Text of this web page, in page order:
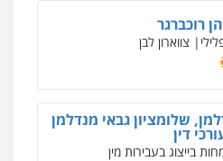
רוכברגר
צווארון לבן
שלומציון גבאי מנדלמן
דין
בייצוג בעבירות מין